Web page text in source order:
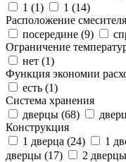
1 (1) 1 (14)
Расположение смесителя
посередине (9)
Ограничение
нет (1)
Функция экономии
есть (1)
Система хранения
дверцы (68)
Конструкция
1 дверца (24) 1
дверцы (17) 2